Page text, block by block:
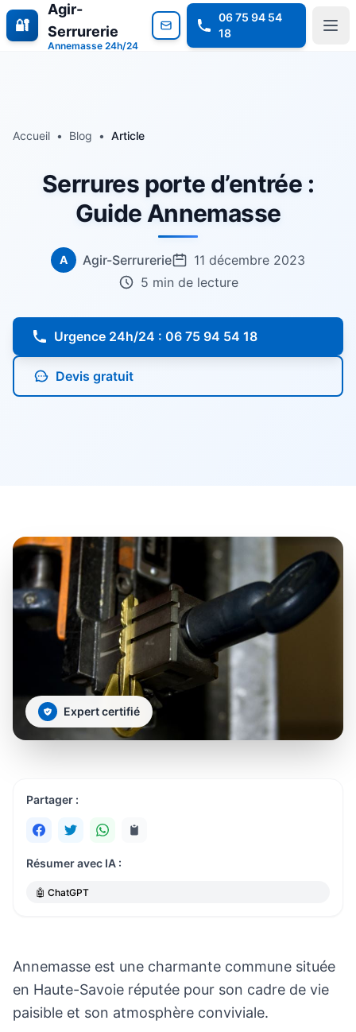
🔐
Agir-
Serrurerie
Annemasse 24h/24
06 75 94 54
18
Accueil • Blog • Article
Serrures porte d’entrée :
Guide Annemasse
A Agir-Serrurerie
11 décembre 2023
5 min de lecture
Urgence 24h/24 : 06 75 94 54 18
Devis gratuit
Expert certifié
Partager :
Résumer avec IA :
🤖 ChatGPT
Annemasse est une charmante commune située
en Haute-Savoie réputée pour son cadre de vie
paisible et son atmosphère conviviale.